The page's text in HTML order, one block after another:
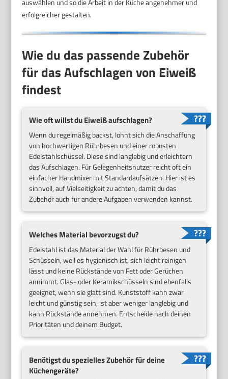
auswählen und so die Arbeit in der Küche angenehmer und
erfolgreicher gestalten.
Wie du das passende Zubehör
für das Aufschlagen von Eiweiß
findest
Wie oft willst du Eiweiß aufschlagen?
Wenn du regelmäßig backst, lohnt sich die Anschaffung
von hochwertigen Rührbesen und einer robusten
Edelstahlschüssel. Diese sind langlebig und erleichtern
das Aufschlagen. Für Gelegenheitsnutzer reicht oft ein
einfacher Handmixer mit Standardaufsätzen. Hier ist es
sinnvoll, auf Vielseitigkeit zu achten, damit du das
Zubehör auch für andere Aufgaben verwenden kannst.
Welches Material bevorzugst du?
Edelstahl ist das Material der Wahl für Rührbesen und
Schüsseln, weil es hygienisch ist, sich leicht reinigen
lässt und keine Rückstände von Fett oder Gerüchen
annimmt. Glas- oder Keramikschüsseln sind ebenfalls
geeignet, wenn sie glatt sind. Kunststoff kann zwar
leicht und günstig sein, ist aber weniger langlebig und
kann Rückstände annehmen. Entscheide nach deinen
Prioritäten und deinem Budget.
Benötigst du spezielles Zubehör für deine
Küchengeräte?